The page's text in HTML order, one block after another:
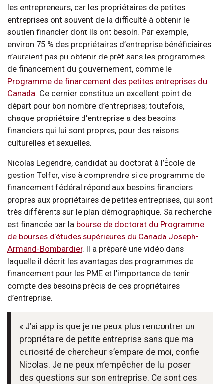
les entrepreneurs, car les propriétaires de petites
entreprises ont souvent de la difficulté à obtenir le
soutien financier dont ils ont besoin. Par exemple,
environ 75 % des propriétaires d’entreprise bénéficiaires
n’auraient pas pu obtenir de prêt sans les programmes
de financement du gouvernement, comme le
Programme de financement des petites entreprises du
Canada. Ce dernier constitue un excellent point de
départ pour bon nombre d’entreprises; toutefois,
chaque propriétaire d’entreprise a des besoins
financiers qui lui sont propres, pour des raisons
culturelles et sexuelles.
Nicolas Legendre, candidat au doctorat à l’École de
gestion Telfer, vise à comprendre si ce programme de
financement fédéral répond aux besoins financiers
propres aux propriétaires de petites entreprises, qui sont
très différents sur le plan démographique. Sa recherche
est financée par la bourse de doctorat du Programme
de bourses d’études supérieures du Canada Joseph-
Armand-Bombardier. Il a préparé une vidéo dans
laquelle il décrit les avantages des programmes de
financement pour les PME et l’importance de tenir
compte des besoins précis de ces propriétaires
d’entreprise.
« J’ai appris que je ne peux plus rencontrer un
propriétaire de petite entreprise sans que ma
curiosité de chercheur s’empare de moi, confie
Nicolas. Je ne peux m’empêcher de lui poser
des questions sur son entreprise. Ce sont ces